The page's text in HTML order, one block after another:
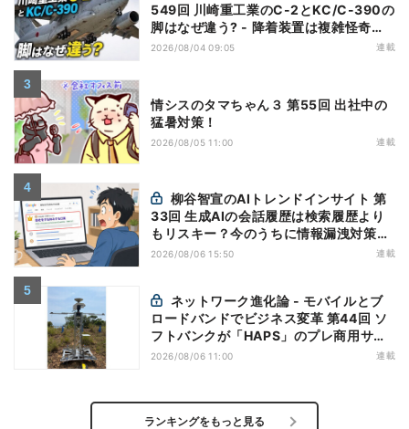
549回 川崎重工業のC-2とKC/C-390の
脚はなぜ違う? - 降着装置は複雑怪奇
(5)|軍用輸送機(10)
2026/08/04 09:05 連載
情シスのタマちゃん３ 第55回 出社中の
猛暑対策！
2026/08/05 11:00 連載
33回 生成AIの会話履歴は検索履歴より
もリスキー？今のうちに情報漏洩対策を
万全にしておこう
2026/08/06 15:50 連載
ロードバンドでビジネス変革 第44回 ソ
フトバンクが「HAPS」のプレ商用サー
ビス開始を表明、本格的な商用展開のめ
2026/08/06 11:00 連載
ランキングをもっと見る